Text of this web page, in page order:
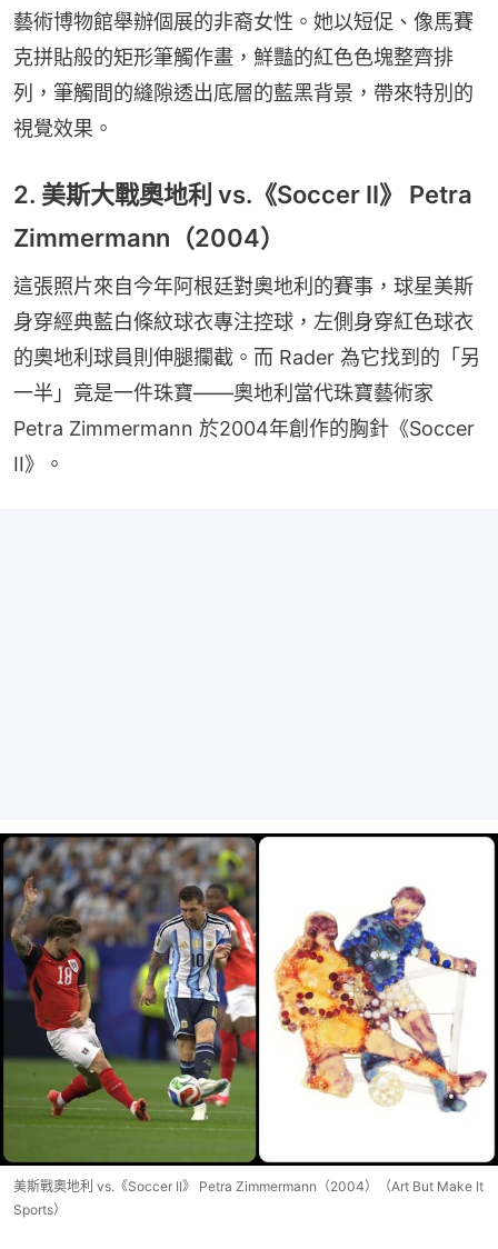
藝術博物館舉辦個展的非裔女性。她以短促、像馬賽
克拼貼般的矩形筆觸作畫，鮮豔的紅色色塊整齊排
列，筆觸間的縫隙透出底層的藍黑背景，帶來特別的
視覺效果。
2. 美斯大戰奧地利 vs.《Soccer II》 Petra
Zimmermann（2004）
這張照片來自今年阿根廷對奧地利的賽事，球星美斯
身穿經典藍白條紋球衣專注控球，左側身穿紅色球衣
的奧地利球員則伸腿攔截。而 Rader 為它找到的「另
一半」竟是一件珠寶——奧地利當代珠寶藝術家
Petra Zimmermann 於2004年創作的胸針《Soccer
II》。
美斯戰奧地利 vs.《Soccer II》 Petra Zimmermann（2004）（Art But Make It
Sports）